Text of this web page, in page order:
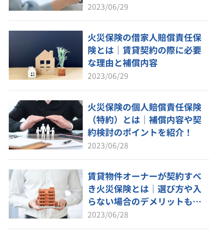
2023/06/29
火災保険の借家人賠償責任保
険とは｜賃貸契約の際に必要
な理由と補償内容
2023/06/29
火災保険の個人賠償責任保険
（特約）とは｜補償内容や契
約検討のポイントを紹介！
2023/06/28
賃貸物件オーナーが契約すべ
き火災保険とは｜選び方や入
らない場合のデメリットも解
説
2023/06/28